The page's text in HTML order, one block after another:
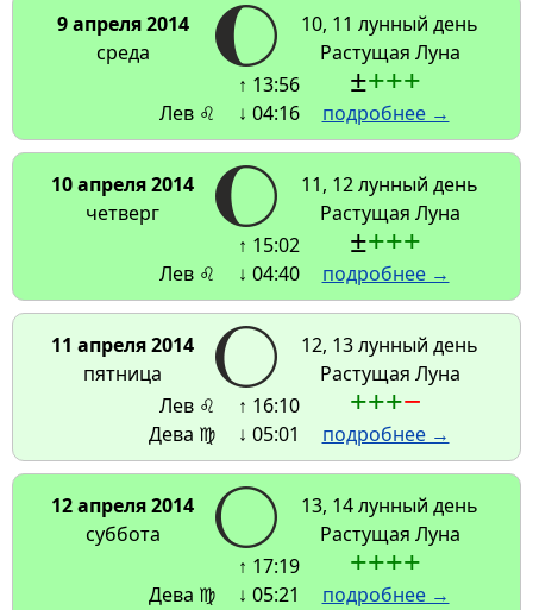
9 апреля 2014
среда
10, 11 лунный день
Растущая Луна
Лев ♌
↑ 13:56
↓ 04:16
±+++
подробнее →
10 апреля 2014
четверг
11, 12 лунный день
Растущая Луна
Лев ♌
↑ 15:02
↓ 04:40
±+++
подробнее →
11 апреля 2014
пятница
12, 13 лунный день
Растущая Луна
Лев ♌
Дева ♍
↑ 16:10
↓ 05:01
+++−
подробнее →
12 апреля 2014
суббота
13, 14 лунный день
Растущая Луна
Дева ♍
↑ 17:19
↓ 05:21
++++
подробнее →